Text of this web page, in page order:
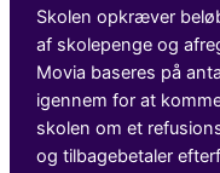
Skolen opkræver
af skolepenge og
Movia baseres på
igennem for at
skolen om et
og tilbagebetaler